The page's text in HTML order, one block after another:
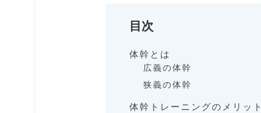
目次
体幹とは
広義の体幹
狭義の体幹
体幹トレーニングのメリット